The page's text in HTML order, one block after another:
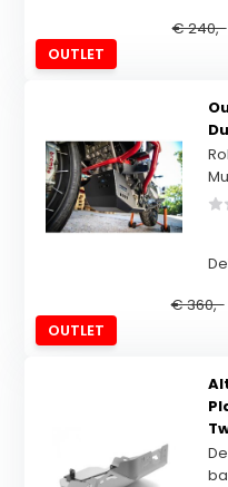
OUTLET
€ 240,-
OUTLET
€ 360,-